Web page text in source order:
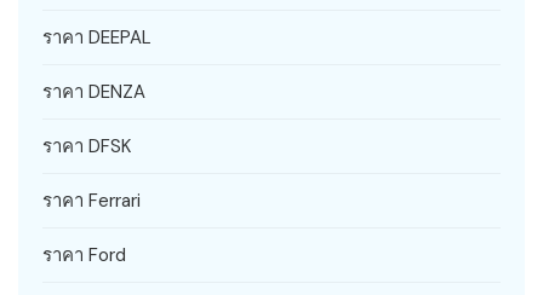
ราคา DEEPAL
ราคา DENZA
ราคา DFSK
ราคา Ferrari
ราคา Ford